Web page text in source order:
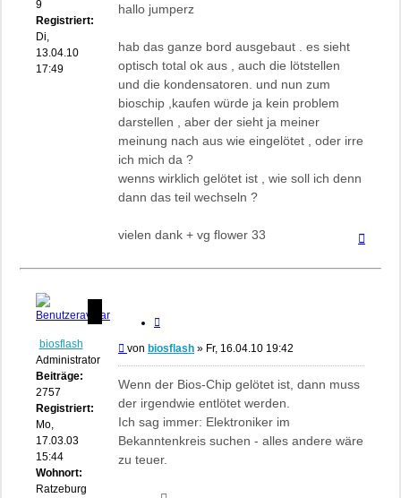
9
Registriert:
Di,
13.04.10
17:49
hallo jumperz
hab das ganze bord ausgebaut . es sieht
optisch total ok aus , auch die lötstellen
und die kondensatoren. und nun zum
bioschip ,kaufen würde ja kein problem
darstellen , aber der sieht ja meiner
meinung nach aus wie eingelötet , oder irre
ich mich da ?
wenns wirklich gelötet ist , wie soll ich denn
dann das teil wechseln ?
vielen dank + vg flower 33
biosflash
Administrator
Beiträge:
2757
Registriert:
Mo,
17.03.03
15:44
Wohnort:
Ratzeburg,
Beitrag
von biosflash » Fr, 16.04.10 19:42
Wenn der Bios-Chip gelötet ist, dann muss
der irgendwie entlötet werden.
Ich sag immer: Elektroniker im
Bekanntenkreis suchen - alles andere wäre
zu teuer.